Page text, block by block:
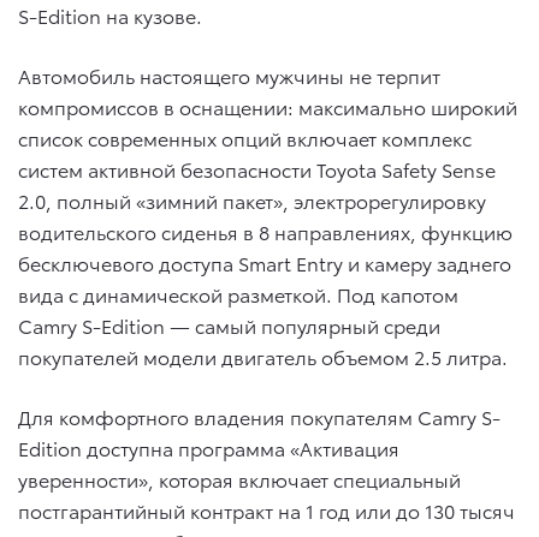
S-Edition на кузове.
Автомобиль настоящего мужчины не терпит
компромиссов в оснащении: максимально широкий
список современных опций включает комплекс
систем активной безопасности Toyota Safety Sense
2.0, полный «зимний пакет», электрорегулировку
водительского сиденья в 8 направлениях, функцию
бесключевого доступа Smart Entry и камеру заднего
вида с динамической разметкой. Под капотом
Camry S-Edition — самый популярный среди
покупателей модели двигатель объемом 2.5 литра.
Для комфортного владения покупателям Camry S-
Edition доступна программа «Активация
уверенности», которая включает специальный
постгарантийный контракт на 1 год или до 130 тысяч